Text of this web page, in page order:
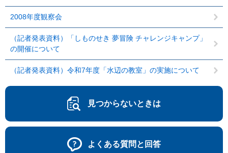
2008年度観察会
（記者発表資料）「しものせき 夢冒険 チャレンジキャンプ」
の開催について
（記者発表資料）令和7年度「水辺の教室」の実施について
見つからないときは
よくある質問と回答